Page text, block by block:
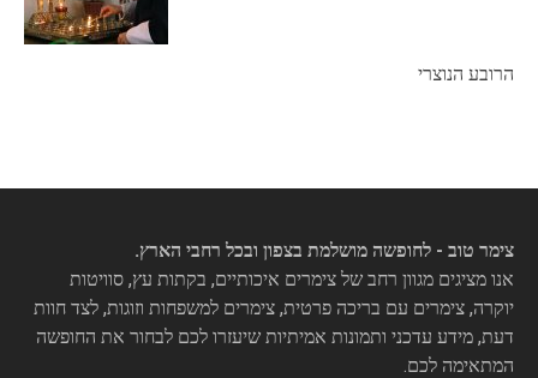
הרובע הנוצרי
צימר טוב - לחופשה מושלמת בצפון ובכל רחבי הארץ.
אנו מציגים מגוון רחב של צימרים איכותיים, בקתות עץ, סוויטות
יוקרה, צימרים עם בריכה פרטית, צימרים למשפחות וזוגות, לצד חוות
דעת, מידע עדכני ותמונות אמיתיות שיעזרו לכם לבחור את החופשה
המתאימה לכם.